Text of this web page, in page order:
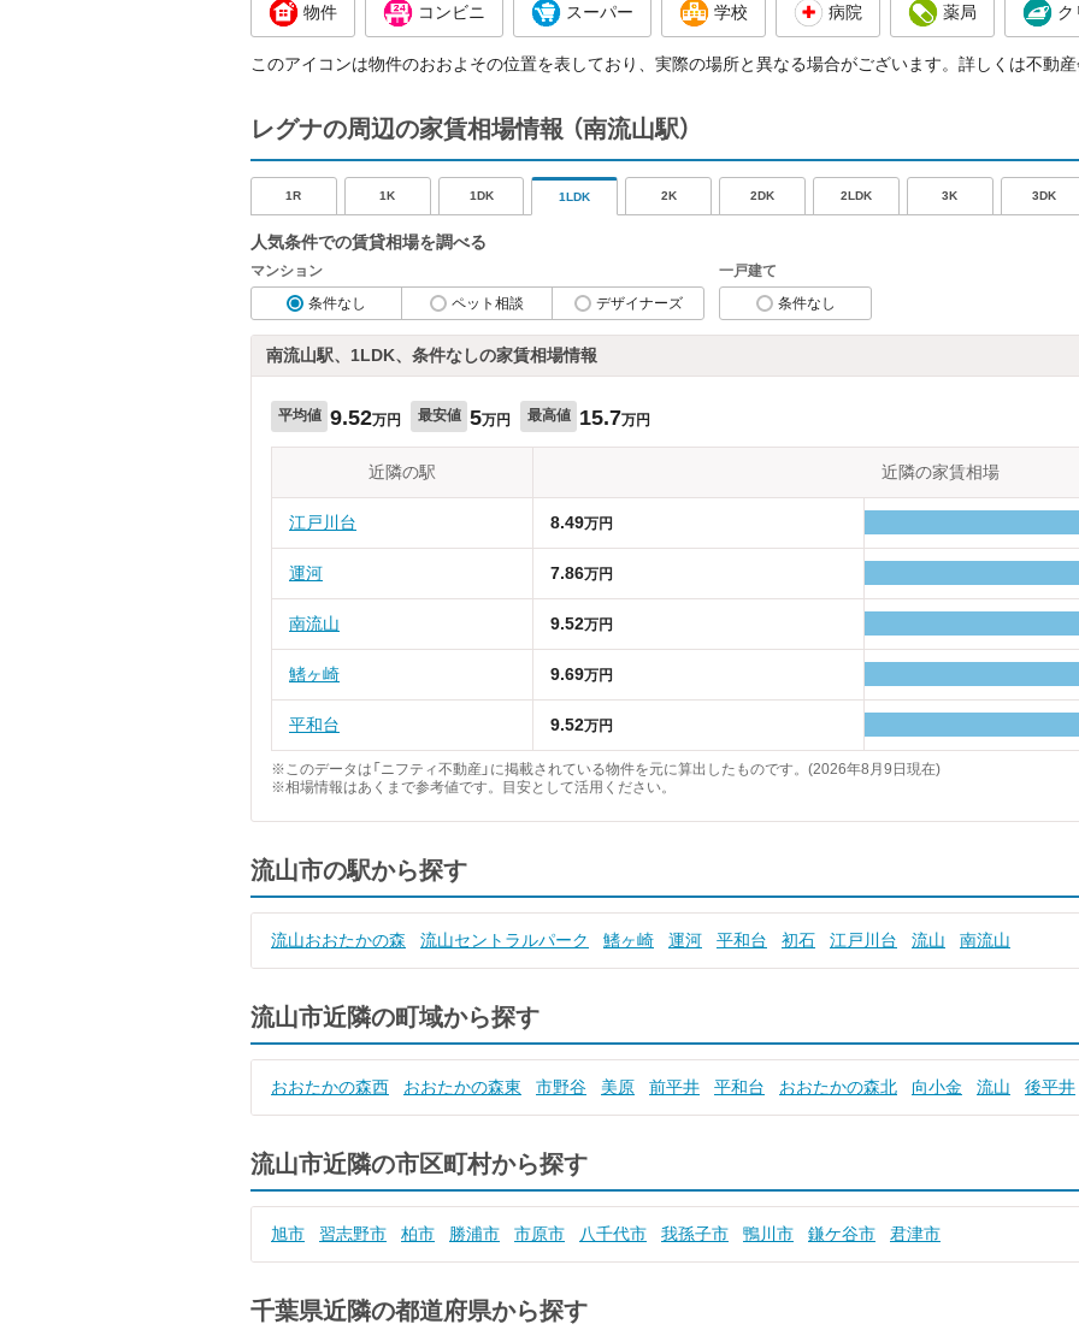
物件 コンビニ スーパー 学校 病院 薬局 ク
このアイコンは物件のおおよその位置を表しており、実際の場所と異なる場合がございます。詳しくは不動産
レグナの周辺の家賃相場情報 （南流山駅）
1R 1K 1DK 1LDK 2K 2DK 2LDK 3K 3DK
人気条件での賃貸相場を調べる
マンション
条件なし
ペット相談 デザイナーズ
一戸建て
条件なし
南流山駅、1LDK、条件なしの家賃相場情報
平均値 9.52万円 最安値 5万円 最高値 15.7万円
近隣の駅 近隣の家賃相場
江戸川台 8.49万円
運河 7.86万円
南流山 9.52万円
鰭ヶ崎 9.69万円
平和台 9.52万円
※このデータは「ニフティ不動産」に掲載されている物件を元に算出したものです。(2026年8月9日現在)
※相場情報はあくまで参考値です。目安として活用ください。
流山市の駅から探す
流山おおたかの森 流山セントラルパーク 鰭ヶ崎 運河 平和台 初石 江戸川台 流山 南流山
流山市近隣の町域から探す
おおたかの森西 おおたかの森東 市野谷 美原 前平井 平和台 おおたかの森北 向小金 流山 後平井
流山市近隣の市区町村から探す
旭市 習志野市 柏市 勝浦市 市原市 八千代市 我孫子市 鴨川市 鎌ケ谷市 君津市
千葉県近隣の都道府県から探す